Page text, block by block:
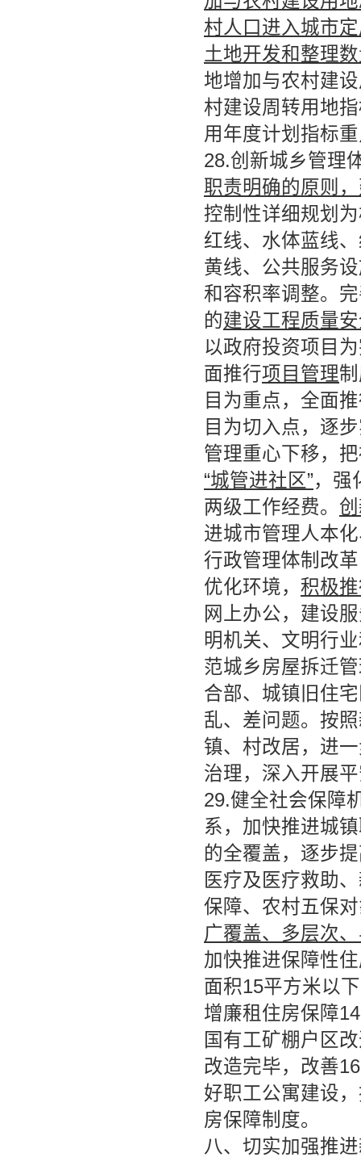
村人口进入城市
土地开发和整理
地增加与农村建
村建设周转用地
用年度计划指标
28.创新城乡管理
职责明确的原则
控制性详细规划
红线、水体蓝线
黄线、公共服务
和容积率调整。
的建设工程质量
以政府投资项目
面推行项目管理
目为重点，全面
目为切入点，逐
管理重心下移，
“城管进社区”，强
两级工作经费。
进城市管理人本
行政管理体制改
优化环境， 积极
网上办公，建设
明机关、文明行
范城乡房屋拆迁
合部、城镇旧住
乱、差问题。按
镇、村改居，进
治理，深入开展
29.健全社会保障
系，加快推进城
的全覆盖，逐步
医疗及医疗救助
保障、农村五保
广覆盖、多层次
加快推进保障性
面积15平方米以
增廉租住房保障
国有工矿棚户区
改造完毕，改善
好职工公寓建设
房保障制度。
八、切实加强推